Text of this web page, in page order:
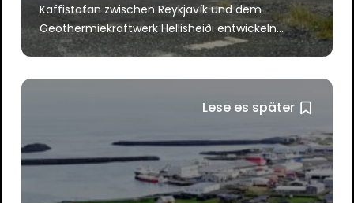
Kaffistofan zwischen Reykjavík und dem
Geothermiekraftwerk Hellisheiði entwickeln...
Lese es später